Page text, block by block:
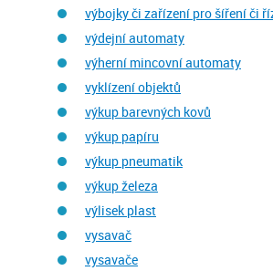
výbojky či zařízení pro šíření či
výdejní automaty
výherní mincovní automaty
vyklízení objektů
výkup barevných kovů
výkup papíru
výkup pneumatik
výkup železa
výlisek plast
vysavač
vysavače